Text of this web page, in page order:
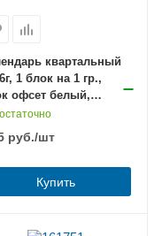
квартальный
1 блок на 1 гр.,
офсет белый,
с бегунком,
руб./шт
Купить